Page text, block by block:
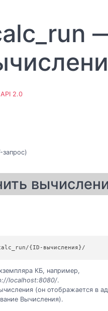
API 2.0
запрос)
{ID-вычисления}/
КБ, например,
localhost:8080/.
(он отображается в
Вычисления).